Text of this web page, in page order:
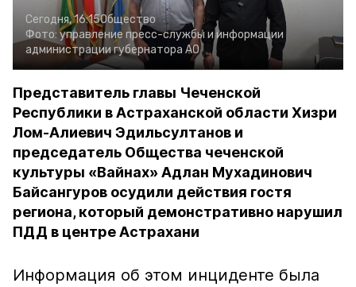
Сегодня, 16:15Общество
Фото: управление пресс-службы и информации
администрации губернатора АО
Представитель главы Чеченской
Республики в Астраханской области Хизри
Лом-Алиевич Эдильсултанов и
председатель Общества чеченской
культуры «Вайнах» Адлан Мухадинович
Байсангуров осудили действия гостя
региона, который демонстративно нарушил
ПДД в центре Астрахани
Информация об этом инциденте была